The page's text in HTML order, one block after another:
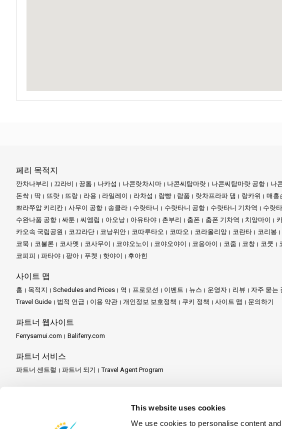
This website uses cookies
We use cookies to personalise content
이들을 태국만의 숨겨진 이중주라고 생각해 보세요. 이들은 서로 조화롭게 공존하면서
반짝이는 수면 아래에는 마법 같은 왕국이 숨겨져 있습니다. 익살스러운 흰동가리들
다.
모든 움직임, 모든 지느러미의 떨림은 순수한 마법의 장면을 그려냅니다. 이는 수중 발
이 두 섬은 대중적인 노래에 자주 등장하지 않지만, 어떤 유명한 목적지와도 견줄 수
을 발견하도록 초대합니다. 태국 섬들의 광대한 이야기에서, 코팡안과 코타오는 자연,
라자 사무소는 단순히 섬에 국한되지 않습니다. 그들의 확장된 서비스는 앙통과 반돈
결론:
수랏타니는 그 풍부한 역사를 증명하는 도시 기둥 신사를 통해 단순히 지도상의 점이
스리 라자 1 시장에 자랑스럽게 자리 잡은 라자 사무소는 이 광대한 지역에서 여러분
무소가 여러분의 여행을 대서사시로 만들어 줄 것입니다.
수랏타니의 도시 기둥 신사는 도시의 정신과 회복력의 상징입니다.
페리 목적지
깐차나부리 끄라비 끙톰 나카섬 나콘랏차시마 나콘씨탐마랏 나콘씨탐마랏 공항
나
돈싹
딱 뜨랏 뜨랑 라용 라일레이 라차섬 람빵 람품 랏차프라파 댐 랑카위 매홍
쁘라쭈압 키리칸
사무이 공항 송클라 수랏타니 수랏타니 공항 수랏타니 기차역
수랏
수완나품 공항
싸툰 씨엠립 아오낭 아유타야 촌부리 춤폰 춤폰 기차역 치앙마이
카오속 국립공원
코끄라단 코낭위안 코따루타오 코따오 코라올리앙 코란타 코리봉
코묵
코불론 코사멧 코사무이 코야오노이 코야오야이 코응아이 코줌 코창 코쿳
코피피
파타야 팡아 푸켓 핫야이 후아힌
사이트 맵
홈 목적지 Schedules and Prices 역 프로모션 이벤트 뉴스 운영자 리뷰
자주 묻는
Travel Guide
법적 언급 이용 약관 개인정보 보호정책 쿠키 정책 사이트 맵 문의하기
파트너 웹사이트
Ferrysamui.com Baliferry.com
파트너 서비스
파트너 센트럴 파트너 되기 Travel Agent Program